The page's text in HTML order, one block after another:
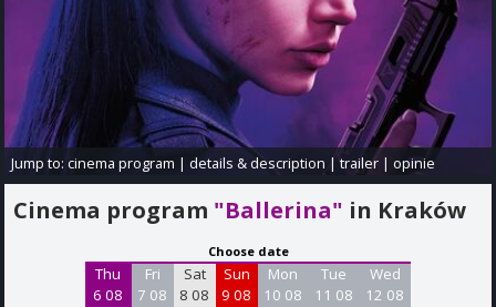
Jump to:cinema program |details & description |trailer |opinie
Cinema program "Ballerina" in Kraków
Choose date
Thu
6 08
Fri
7 08
Sat
8 08
Sun
9 08
Mon
10 08
Tue
11 08
Wed
12 08